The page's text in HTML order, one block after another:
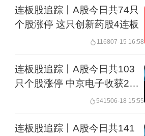
连板股追踪丨A股今日共74只
个股涨停 这只创新药股4连板
116807-15 16:58
连板股追踪丨A股今日共103
只个股涨停 中京电子收获2连
541506-18 15:55
连板股追踪丨A股今日共141